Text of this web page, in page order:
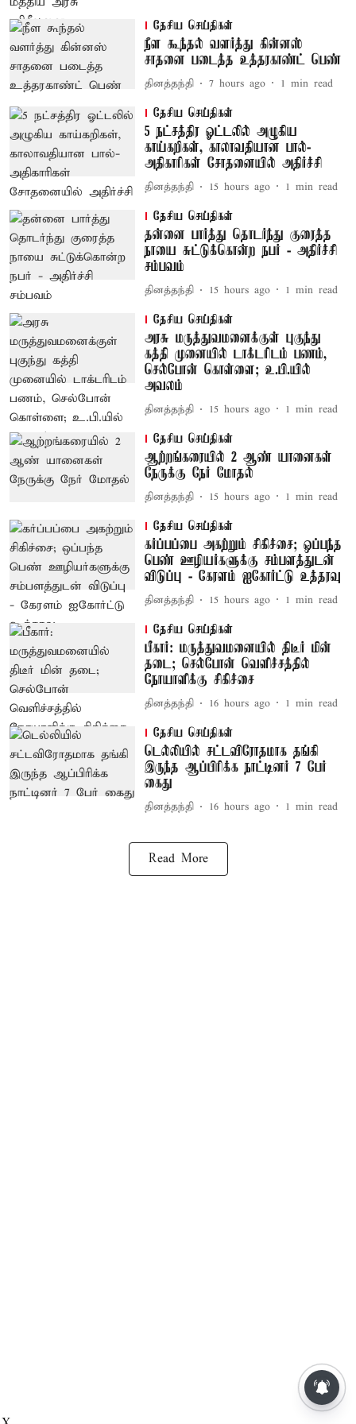
தேசிய செய்திகள்
நீள கூந்தல் வளர்த்து கின்னஸ்
சாதனை படைத்த உத்தரகாண்ட் பெண்
தினத்தந்தி 7 hours ago 1 min read
தேசிய செய்திகள்
5 நட்சத்திர ஓட்டலில் அழுகிய
காய்கறிகள், காலாவதியான பால்-
அதிகாரிகள் சோதனையில் அதிர்ச்சி
தினத்தந்தி 15 hours ago 1 min read
தேசிய செய்திகள்
தன்னை பார்த்து தொடர்ந்து குரைத்த
நாயை சுட்டுக்கொன்ற நபர் - அதிர்ச்சி
சம்பவம்
தினத்தந்தி 15 hours ago 1 min read
தேசிய செய்திகள்
அரசு மருத்துவமனைக்குள் புகுந்து
கத்தி முனையில் டாக்டரிடம் பணம்,
செல்போன் கொள்ளை; உ.பி.யில்
அவலம்
தினத்தந்தி 15 hours ago 1 min read
தேசிய செய்திகள்
ஆற்றங்கரையில் 2 ஆண் யானைகள்
நேருக்கு நேர் மோதல்
தினத்தந்தி 15 hours ago 1 min read
தேசிய செய்திகள்
கர்ப்பப்பை அகற்றும் சிகிச்சை; ஒப்பந்த
பெண் ஊழியர்களுக்கு சம்பளத்துடன்
விடுப்பு - கேரளம் ஐகோர்ட்டு உத்தரவு
தினத்தந்தி 15 hours ago 1 min read
தேசிய செய்திகள்
பீகார்: மருத்துவமனையில் திடீர் மின்
தடை; செல்போன் வெளிச்சத்தில்
நோயாளிக்கு சிகிச்சை
தினத்தந்தி 16 hours ago 1 min read
தேசிய செய்திகள்
டெல்லியில் சட்டவிரோதமாக தங்கி
இருந்த ஆப்பிரிக்க நாட்டினர் 7 பேர்
கைது
தினத்தந்தி 16 hours ago 1 min read
Read More